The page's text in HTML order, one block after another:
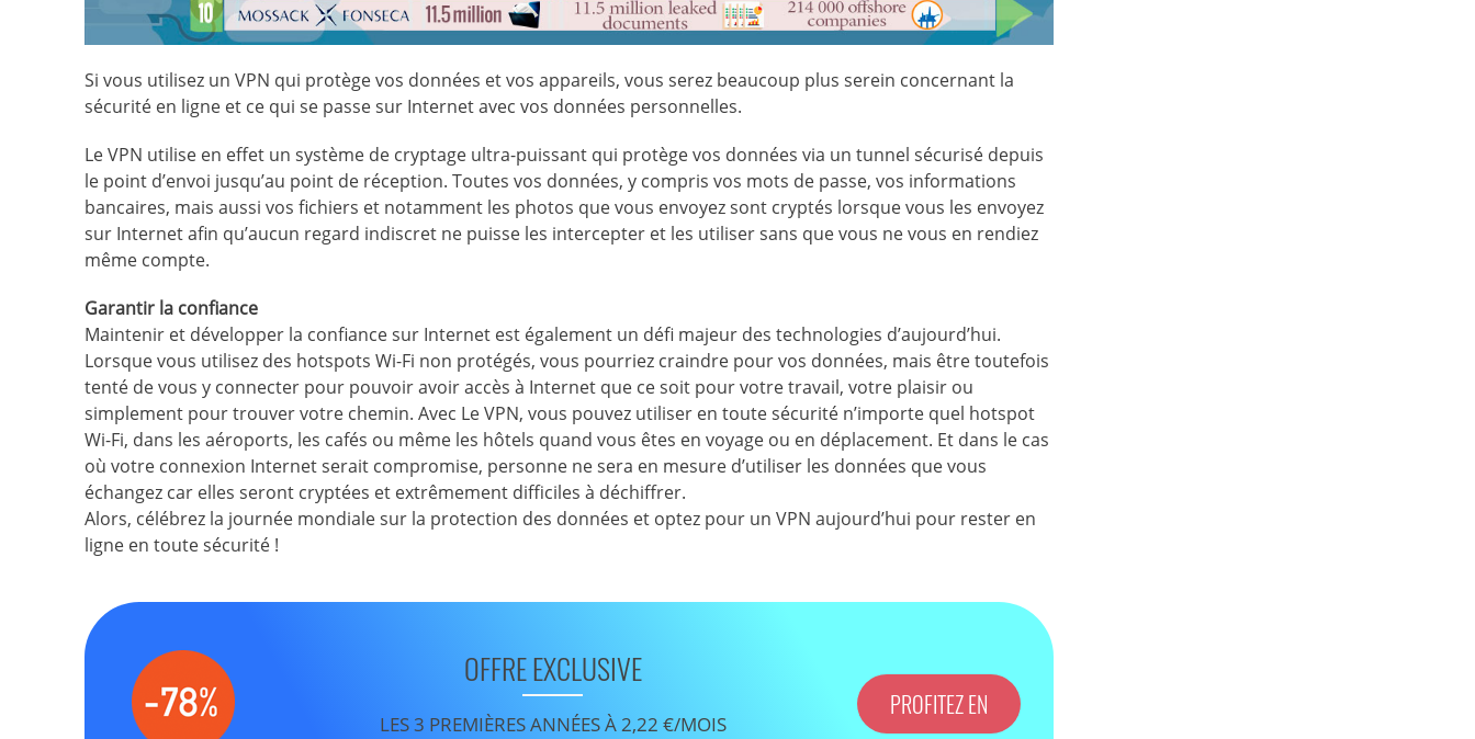
Si vous utilisez un VPN qui protège vos données et vos appareils, vous serez beaucoup plus serein concernant la
sécurité en ligne et ce qui se passe sur Internet avec vos données personnelles.
Le VPN utilise en effet un système de cryptage ultra-puissant qui protège vos données via un tunnel sécurisé depuis
le point d’envoi jusqu’au point de réception. Toutes vos données, y compris vos mots de passe, vos informations
bancaires, mais aussi vos fichiers et notamment les photos que vous envoyez sont cryptés lorsque vous les envoyez
sur Internet afin qu’aucun regard indiscret ne puisse les intercepter et les utiliser sans que vous ne vous en rendiez
même compte.
Garantir la confiance
Maintenir et développer la confiance sur Internet est également un défi majeur des technologies d’aujourd’hui.
Lorsque vous utilisez des hotspots Wi-Fi non protégés, vous pourriez craindre pour vos données, mais être toutefois
tenté de vous y connecter pour pouvoir avoir accès à Internet que ce soit pour votre travail, votre plaisir ou
simplement pour trouver votre chemin. Avec Le VPN, vous pouvez utiliser en toute sécurité n’importe quel hotspot
Wi-Fi, dans les aéroports, les cafés ou même les hôtels quand vous êtes en voyage ou en déplacement. Et dans le cas
où votre connexion Internet serait compromise, personne ne sera en mesure d’utiliser les données que vous
échangez car elles seront cryptées et extrêmement difficiles à déchiffrer.
Alors, célébrez la journée mondiale sur la protection des données et optez pour un VPN aujourd’hui pour rester en
ligne en toute sécurité !
OFFRE EXCLUSIVE
LES 3 PREMIÈRES ANNÉES À 2,22 €/MOIS
PROFITEZ EN